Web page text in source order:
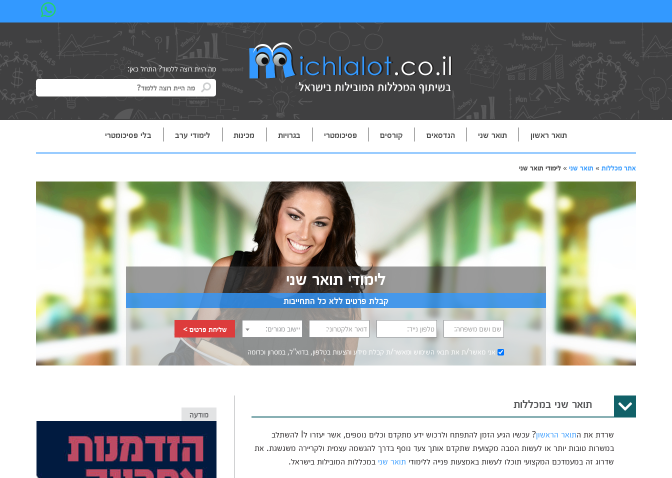
מה היית רוצה ללמוד? התחל כאן:
תואר ראשון תואר שני הנדסאים קורסים פסיכומטרי בגרויות מכינות לימודי ערב בלי פסיכומטרי
אתר מכללות » תואר שני » לימודי תואר שני
לימודי תואר שני
קבלת פרטים ללא כל התחייבות
שם ושם משפחה: טלפון נייד: דואר אלקטרוני: יישוב מגורים: שליחת פרטים >
אני מאשר/ת את תנאי השימוש ומאשר/ת קבלת מידע והצעות בטלפון, בדוא"ל, במסרון וכדומה‎‎
תואר שני במכללות
שרדת את התואר הראשון
? עכשיו הגיע הזמן להתפתח ולרכוש ידע מתקדם וכלים נוספים, אשר יעזרו לl להשתלב
במשרות טובות יותר או לעשות הסבה מקצועית שתקדם אותך צעד נוסף בדרך להגשמה עצמית ולקריירה משגשגת. את
שדרוג זה במעמדכם המקצועי תוכלו לעשות באמצעות פנייה ללימודי תואר שני במכללות המובילות בישראל.
מודעה